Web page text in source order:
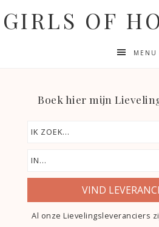
GIRLS OF
MENU
Boek hier mijn
VIND
Al onze Lievelingsleveranciers